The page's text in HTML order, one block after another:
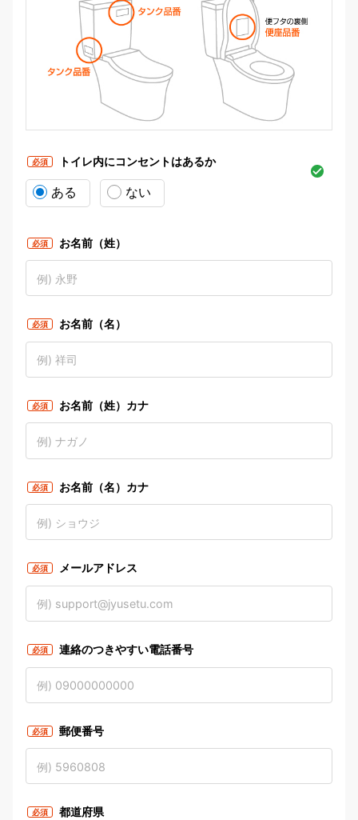
必須 トイレ内にコンセントはあるか
ある ない
必須 お名前（姓）
必須 お名前（名）
必須 お名前（姓）カナ
必須 お名前（名）カナ
必須 メールアドレス
必須 連絡のつきやすい電話番号
必須 郵便番号
必須 都道府県